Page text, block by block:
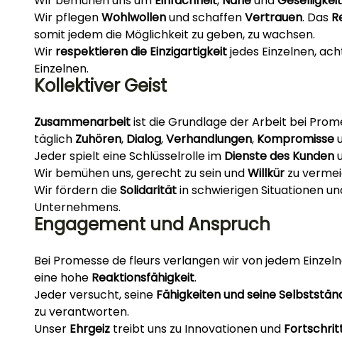
Wir pflegenWohlwollenund schaffenVertrauen. Das
somit jedem die Möglichkeit zu geben, zu wachsen.
Wir respektieren die Einzigartigkeitjedes Einzelnen,
Einzelnen.
Kollektiver Geist
Zusammenarbeitist die Grundlage der Arbeit bei
täglich Zuhören, Dialog,Verhandlungen, Kompromisse
Jeder spielt eine Schlüsselrolle im Dienste des Kunden
Wir bemühen uns, gerecht zu sein undWillkür zu
Wir fördern dieSolidaritätin schwierigen Situationen
Unternehmens.
Engagement und Anspruch
Bei Promesse de fleurs verlangen wir von jedem
eine hohe Reaktionsfähigkeit.
Jeder versucht, seine Fähigkeiten und seine
zu verantworten.
Unser Ehrgeiz treibt uns zu Innovationen und